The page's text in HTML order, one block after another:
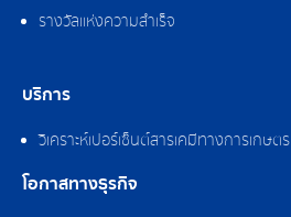
รางวัลแห่งความสำเร็จ
บริการ
วิเคราะห์เปอร์เซ็นต์สารเคมีทางการเกษตร
โอกาสทางธุรกิจ